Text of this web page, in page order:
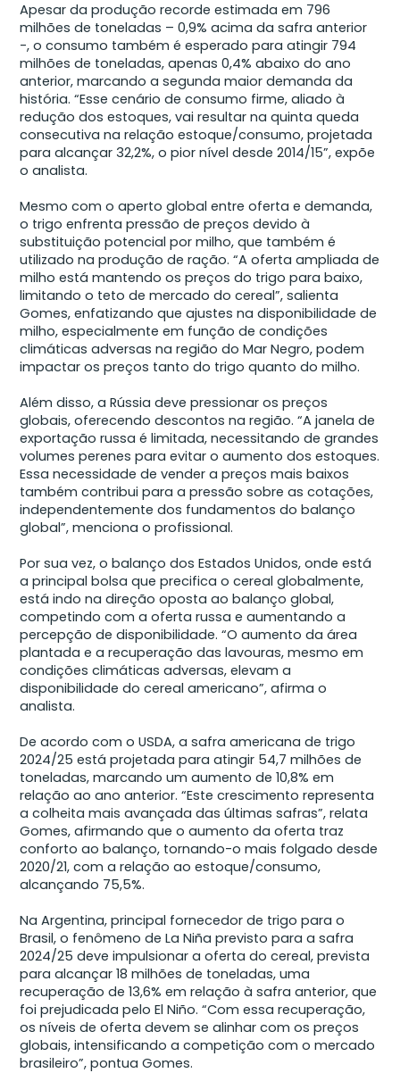
Apesar da produção recorde estimada em 796
milhões de toneladas – 0,9% acima da safra anterior
-, o consumo também é esperado para atingir 794
milhões de toneladas, apenas 0,4% abaixo do ano
anterior, marcando a segunda maior demanda da
história. “Esse cenário de consumo firme, aliado à
redução dos estoques, vai resultar na quinta queda
consecutiva na relação estoque/consumo, projetada
para alcançar 32,2%, o pior nível desde 2014/15”, expõe
o analista.
Mesmo com o aperto global entre oferta e demanda,
o trigo enfrenta pressão de preços devido à
substituição potencial por milho, que também é
utilizado na produção de ração. “A oferta ampliada de
milho está mantendo os preços do trigo para baixo,
limitando o teto de mercado do cereal”, salienta
Gomes, enfatizando que ajustes na disponibilidade de
milho, especialmente em função de condições
climáticas adversas na região do Mar Negro, podem
impactar os preços tanto do trigo quanto do milho.
Além disso, a Rússia deve pressionar os preços
globais, oferecendo descontos na região. “A janela de
exportação russa é limitada, necessitando de grandes
volumes perenes para evitar o aumento dos estoques.
Essa necessidade de vender a preços mais baixos
também contribui para a pressão sobre as cotações,
independentemente dos fundamentos do balanço
global”, menciona o profissional.
Por sua vez, o balanço dos Estados Unidos, onde está
a principal bolsa que precifica o cereal globalmente,
está indo na direção oposta ao balanço global,
competindo com a oferta russa e aumentando a
percepção de disponibilidade. “O aumento da área
plantada e a recuperação das lavouras, mesmo em
condições climáticas adversas, elevam a
disponibilidade do cereal americano”, afirma o
analista.
De acordo com o USDA, a safra americana de trigo
2024/25 está projetada para atingir 54,7 milhões de
toneladas, marcando um aumento de 10,8% em
relação ao ano anterior. “Este crescimento representa
a colheita mais avançada das últimas safras”, relata
Gomes, afirmando que o aumento da oferta traz
conforto ao balanço, tornando-o mais folgado desde
2020/21, com a relação ao estoque/consumo,
alcançando 75,5%.
Na Argentina, principal fornecedor de trigo para o
Brasil, o fenômeno de La Niña previsto para a safra
2024/25 deve impulsionar a oferta do cereal, prevista
para alcançar 18 milhões de toneladas, uma
recuperação de 13,6% em relação à safra anterior, que
foi prejudicada pelo El Niño. “Com essa recuperação,
os níveis de oferta devem se alinhar com os preços
globais, intensificando a competição com o mercado
brasileiro”, pontua Gomes.